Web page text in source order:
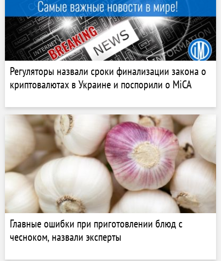
Регуляторы назвали сроки финализации закона о
криптовалютах в Украине и поспорили о MiCA
Главные ошибки при приготовлении блюд с
чесноком, назвали эксперты